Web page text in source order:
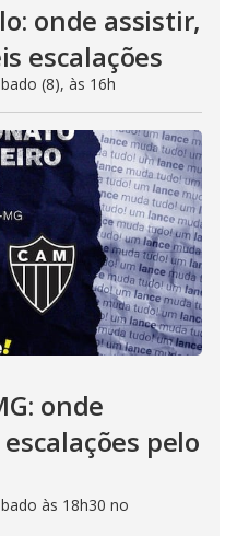
onde assistir,
escalações
(8), às 16h
onde
pelo
às 18h30 no